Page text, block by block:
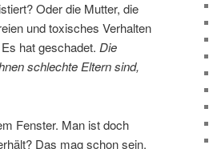
Oder die Mutter, die
und toxisches Verhalten
hat geschadet. Die
schlechte Eltern sind,
Fenster. Man ist doch
Das mag schon sein.